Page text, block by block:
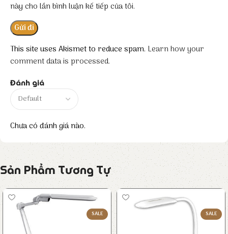
Đánh giá
Chưa có đánh giá nào.
này cho lần bình luận kế tiếp của tôi.
This site uses Akismet to reduce spam. Learn how your
comment data is processed.
Sản Phẩm Tương Tự
SALE SALE